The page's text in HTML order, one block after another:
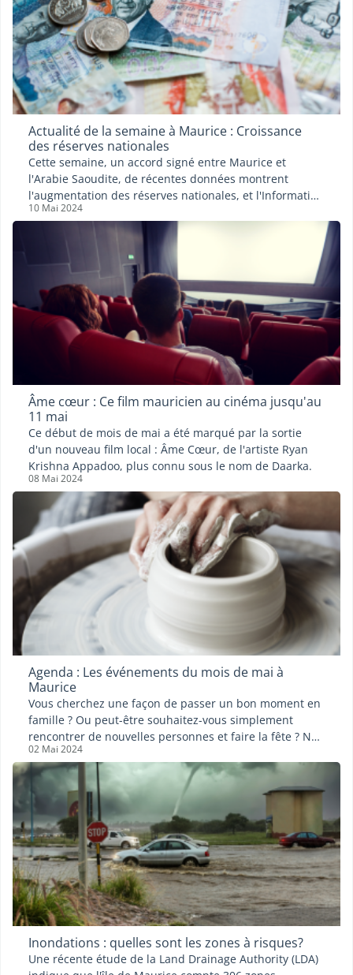
Actualité de la semaine à Maurice : Croissance
des réserves nationales
Cette semaine, un accord signé entre Maurice et
l'Arabie Saoudite, de récentes données montrent
l'augmentation des réserves nationales, et l'Information
& Communication Technology Authority (ICTA) révèle le
nombre de cartes SIM enregistrées jusqu'à ce jour.
10 Mai 2024
Âme cœur : Ce film mauricien au cinéma jusqu'au
11 mai
Ce début de mois de mai a été marqué par la sortie
d'un nouveau film local : Âme Cœur, de l'artiste Ryan
Krishna Appadoo, plus connu sous le nom de Daarka.
08 Mai 2024
Agenda : Les événements du mois de mai à
Maurice
Vous cherchez une façon de passer un bon moment en
famille ? Ou peut-être souhaitez-vous simplement
rencontrer de nouvelles personnes et faire la fête ? Ne
cherchez pas plus loin : voici notre agenda des
événements pour le mois de mai !
02 Mai 2024
Inondations : quelles sont les zones à risques?
Une récente étude de la Land Drainage Authority (LDA)